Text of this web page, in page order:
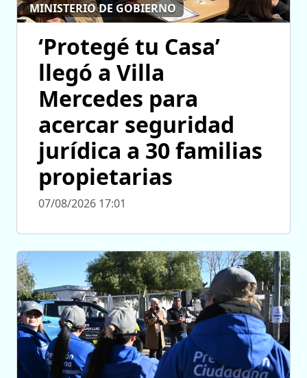
MINISTERIO DE GOBIERNO
‘Protegé tu Casa’
llegó a Villa
Mercedes para
acercar seguridad
jurídica a 30 familias
propietarias
07/08/2026 17:01